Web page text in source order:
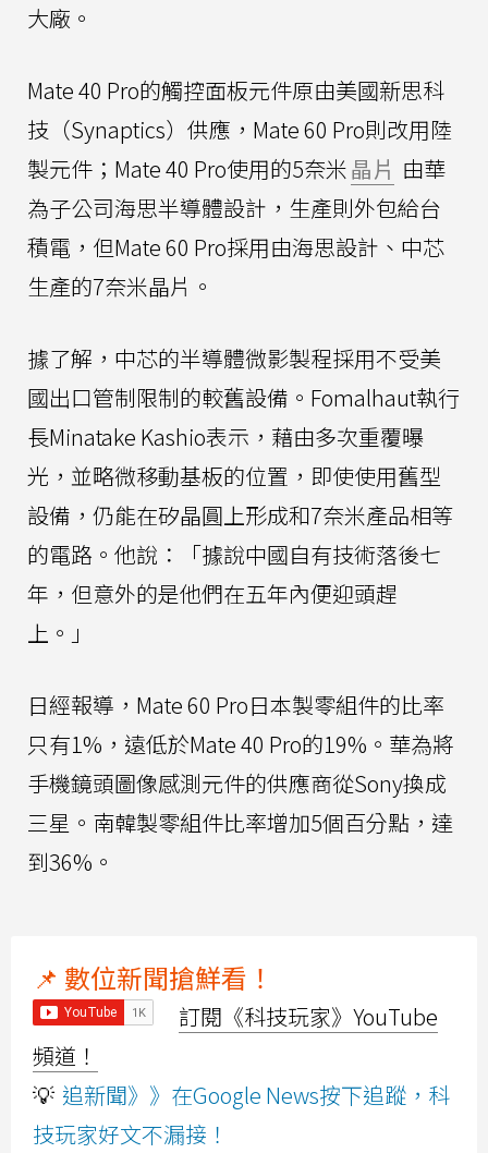
大廠。
Mate 40 Pro的觸控面板元件原由美國新思科
技（Synaptics）供應，Mate 60 Pro則改用陸
製元件；Mate 40 Pro使用的5奈米晶片 由華
為子公司海思半導體設計，生產則外包給台
積電，但Mate 60 Pro採用由海思設計、中芯
生產的7奈米晶片。
據了解，中芯的半導體微影製程採用不受美
國出口管制限制的較舊設備。Fomalhaut執行
長Minatake Kashio表示，藉由多次重覆曝
光，並略微移動基板的位置，即使使用舊型
設備，仍能在矽晶圓上形成和7奈米產品相等
的電路。他說：「據說中國自有技術落後七
年，但意外的是他們在五年內便迎頭趕
上。」
日經報導，Mate 60 Pro日本製零組件的比率
只有1%，遠低於Mate 40 Pro的19%。華為將
手機鏡頭圖像感測元件的供應商從Sony換成
三星。南韓製零組件比率增加5個百分點，達
到36%。
📌 數位新聞搶鮮看！
訂閱《科技玩家》YouTube
頻道！
💡 追新聞》》在Google News按下追蹤，科
技玩家好文不漏接！